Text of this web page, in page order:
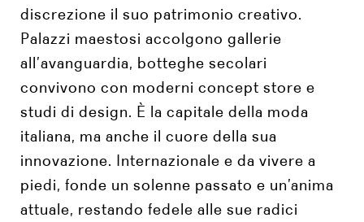
discrezione il suo patrimonio creativo.
Palazzi maestosi accolgono gallerie
all’avanguardia, botteghe secolari
convivono con moderni concept store e
studi di design. È la capitale della moda
italiana, ma anche il cuore della sua
innovazione. Internazionale e da vivere a
piedi, fonde un solenne passato e un’anima
attuale, restando fedele alle sue radici